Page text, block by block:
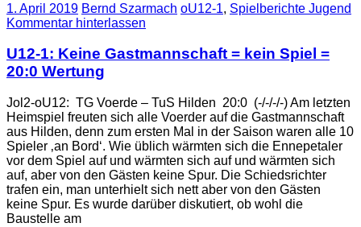
1. April 2019 Bernd Szarmach oU12-1, Spielberichte Jugend
Kommentar hinterlassen
U12-1: Keine Gastmannschaft = kein Spiel =
20:0 Wertung
Jol2-oU12: TG Voerde – TuS Hilden 20:0 (-/-/-/-) Am letzten
Heimspiel freuten sich alle Voerder auf die Gastmannschaft
aus Hilden, denn zum ersten Mal in der Saison waren alle 10
Spieler ‚an Bord‘. Wie üblich wärmten sich die Ennepetaler
vor dem Spiel auf und wärmten sich auf und wärmten sich
auf, aber von den Gästen keine Spur. Die Schiedsrichter
trafen ein, man unterhielt sich nett aber von den Gästen
keine Spur. Es wurde darüber diskutiert, ob wohl die
Baustelle am